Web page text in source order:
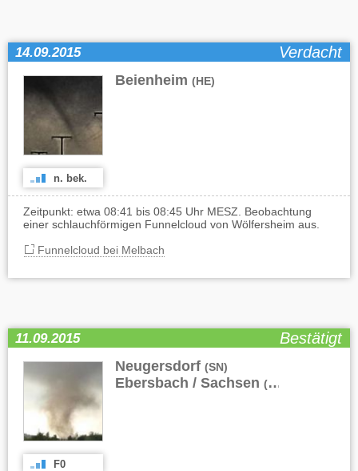
14.09.2015 Verdacht
Beienheim (HE)
n. bek.
Zeitpunkt: etwa 08:41 bis 08:45 Uhr MESZ. Beobachtung
einer schlauchförmigen Funnelcloud von Wölfersheim aus.
Funnelcloud bei Melbach
11.09.2015 Bestätigt
Neugersdorf (SN)
Ebersbach / Sachsen (SN)
F0